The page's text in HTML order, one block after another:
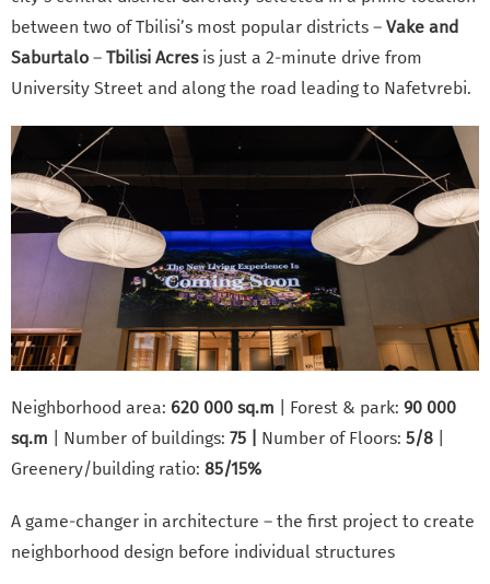
between two of Tbilisi’s most popular districts – Vake and
Saburtalo – Tbilisi Acresis just a 2-minute drive from
University Street and along the road leading to Nafetvrebi.
Neighborhood area: 620 000 sq.m | Forest & park: 90 000
sq.m
| Number of buildings: 75 | Number of Floors: 5/8
Greenery/building ratio: 85/15%
A game-changer in architecture – the first project to create
neighborhood design before individual structures